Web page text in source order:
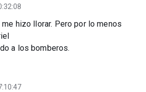
me hizo llorar. Pero por lo menos
a los bomberos.